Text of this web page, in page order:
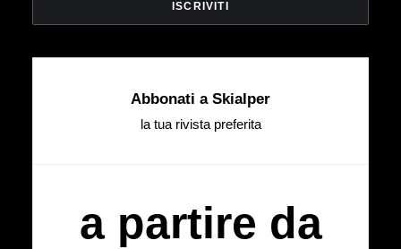
Abbonati a Skialper
la tua rivista preferita
a partire da